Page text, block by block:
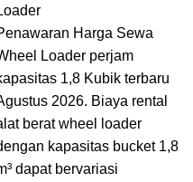
Harga Sewa
Loader perjam
1,8 Kubik terbaru
2026. Biaya rental
berat wheel loader
kapasitas bucket 1,8
dapat bervariasi